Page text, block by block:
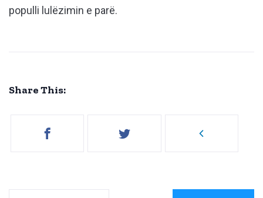
populli lulëzimin e parë.
Share This: